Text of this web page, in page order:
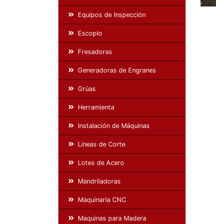
Equipos de Inspección
Escoplo
Fresadoras
Generadoras de Engranes
Grúas
Herramienta
Instalación de Máquinas
Líneas de Corte
Lotes de Acero
Mandriladoras
Maquinaria CNC
Maquinas para Madera